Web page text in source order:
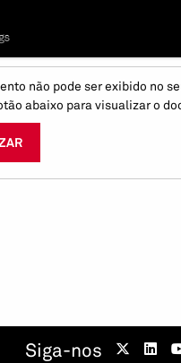
não pode ser exibido no
abaixo para visualizar o
Siga-nos